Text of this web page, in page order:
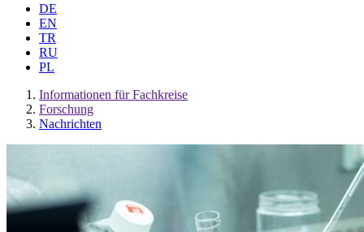
DE
EN
TR
RU
PL
Informationen für Fachkreise
Forschung
Nachrichten